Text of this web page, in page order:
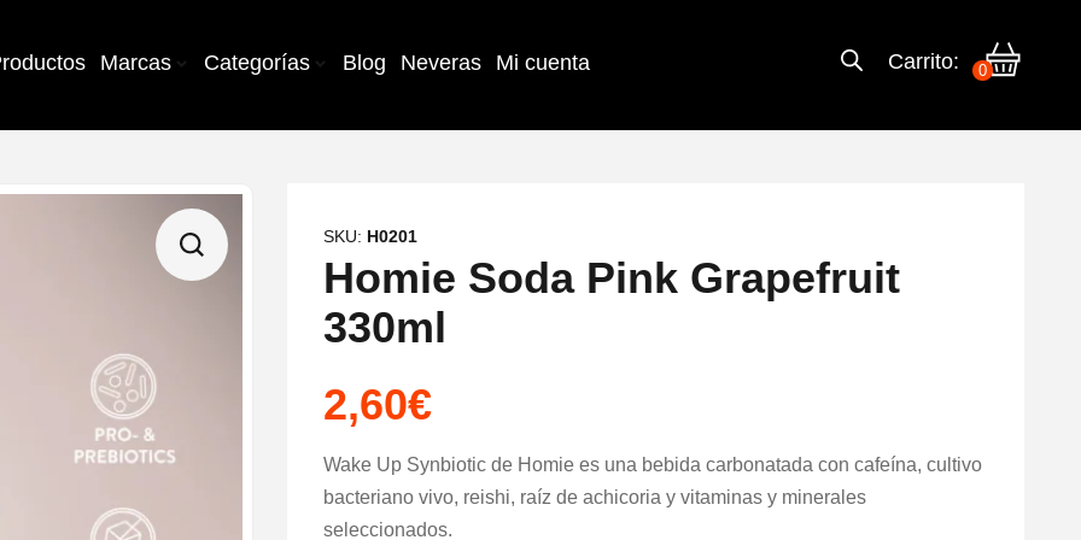
Marcas Categorías Blog Neveras Mi cuenta Carrito: 0
SKU: H0201
Homie Soda Pink Grapefruit
330ml
2,60€
Wake Up Synbiotic de Homie es una bebida carbonatada con cafeína, cultivo
bacteriano vivo, reishi, raíz de achicoria y vitaminas y minerales
seleccionados.